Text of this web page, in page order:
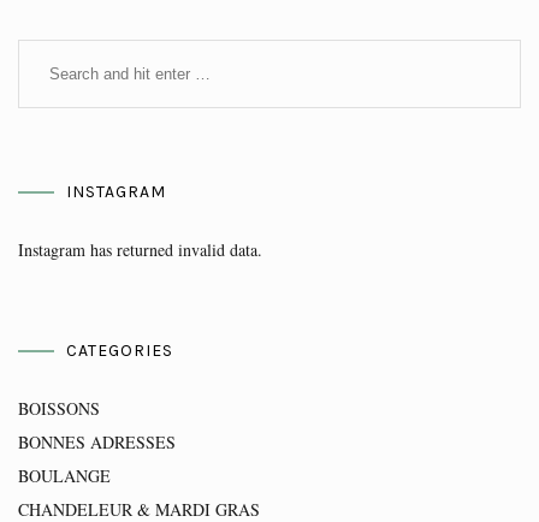
INSTAGRAM
Instagram has returned invalid data.
CATEGORIES
BOISSONS
BONNES ADRESSES
BOULANGE
CHANDELEUR & MARDI GRAS